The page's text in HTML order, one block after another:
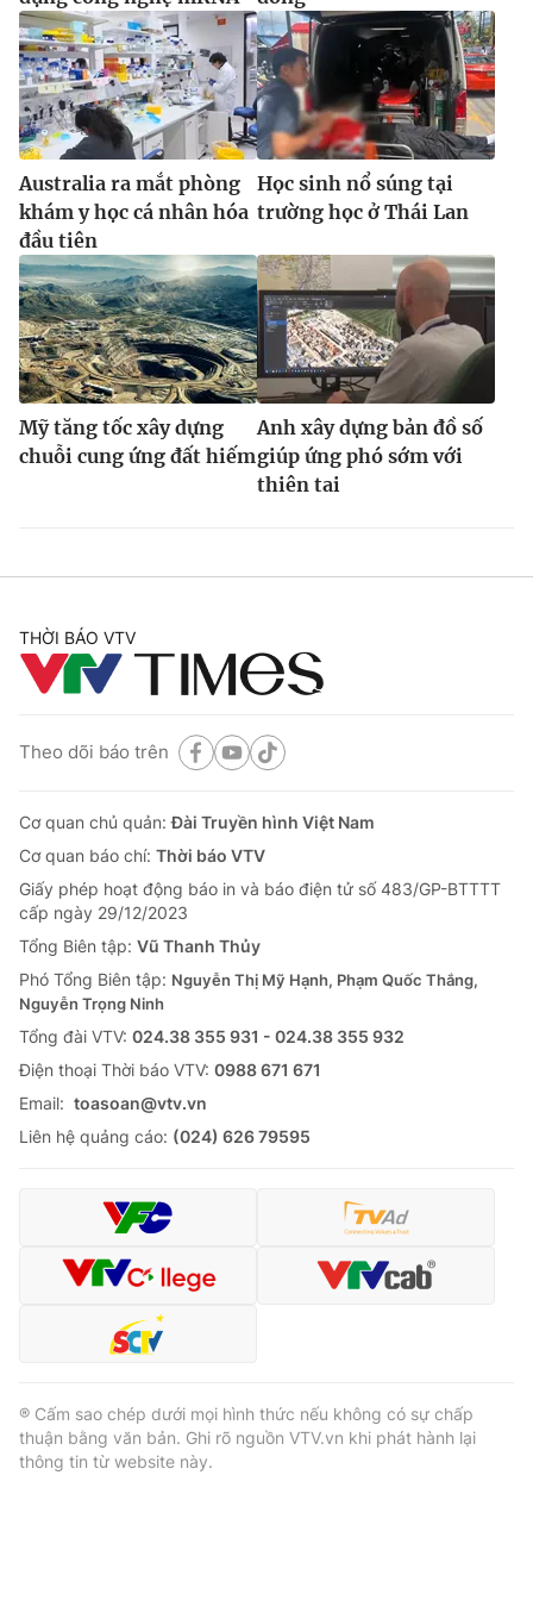
Ðiện thoại Thời báo VTV:024.66 897 897
Email:toasoan@vtv.vn
Liên hệ quảng cáo:024-7300.7108
® Cấm sao chép dưới mọi hình thức nếu không có sự chấp
thuận bằng văn bản. Ghi rõ nguồn VTV.vn khi phát hành lại
thông tin từ website này.
Australia ra mắt phòng
khám y học cá nhân hóa
đầu tiên
Học sinh nổ súng tại
trường học ở Thái Lan
Mỹ tăng tốc xây dựng
chuỗi cung ứng đất hiếm
Anh xây dựng bản đồ số
giúp ứng phó sớm với
thiên tai
THỜI BÁO VTV
Theo dõi báo trên
Cơ quan chủ quản:Đài Truyền hình Việt Nam
Cơ quan báo chí: Thời báo VTV
Giấy phép hoạt động báo in và báo điện tử số 483/GP-BTTTT
cấp ngày 29/12/2023
Tổng Biên tập: Vũ Thanh Thủy
Phó Tổng Biên tập: Nguyễn Thị Mỹ Hạnh, Phạm Quốc Thắng,
Nguyễn Trọng Ninh
Tổng đài VTV: 024.38 355 931 - 024.38 355 932
Ðiện thoại Thời báo VTV: 0988 671 671
Email: toasoan@vtv.vn
Liên hệ quảng cáo: (024) 626 79595
® Cấm sao chép dưới mọi hình thức nếu không có sự chấp
thuận bằng văn bản. Ghi rõ nguồn VTV.vn khi phát hành lại
thông tin từ website này.